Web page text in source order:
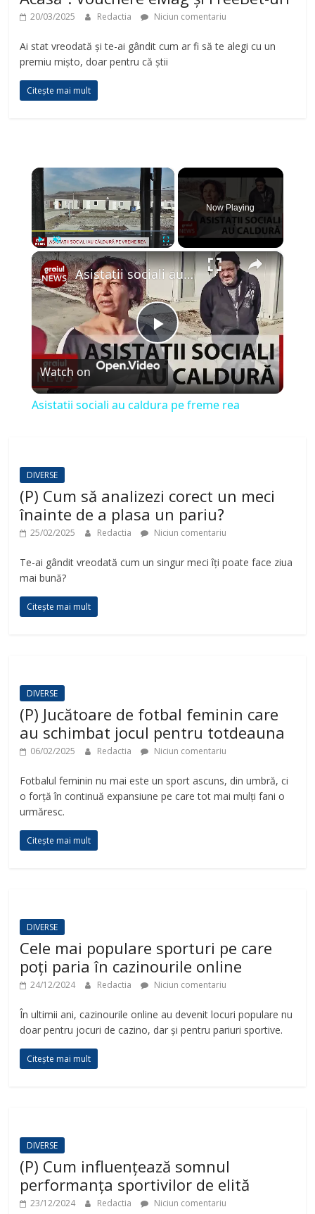
20/03/2025 Redactia Niciun comentariu
Ai stat vreodată și te-ai gândit cum ar fi să te alegi cu un
premiu mișto, doar pentru că știi
Citește mai mult
×
Play Unmute Fullscreen
Now Playing
×
P
l
V
i
Asistatii sociali au caldura pe freme rea
Watch on
Asistatii sociali au caldura pe freme rea
DIVERSE
(P) Cum să analizezi corect un meci
înainte de a plasa un pariu?
25/02/2025 Redactia Niciun comentariu
Te-ai gândit vreodată cum un singur meci îți poate face ziua
mai bună?
Citește mai mult
DIVERSE
(P) Jucătoare de fotbal feminin care
au schimbat jocul pentru totdeauna
06/02/2025 Redactia Niciun comentariu
Fotbalul feminin nu mai este un sport ascuns, din umbră, ci
o forță în continuă expansiune pe care tot mai mulți fani o
urmăresc.
Citește mai mult
DIVERSE
Cele mai populare sporturi pe care
poți paria în cazinourile online
24/12/2024 Redactia Niciun comentariu
În ultimii ani, cazinourile online au devenit locuri populare nu
doar pentru jocuri de cazino, dar și pentru pariuri sportive.
Citește mai mult
DIVERSE
(P) Cum influențează somnul
performanța sportivilor de elită
23/12/2024 Redactia Niciun comentariu